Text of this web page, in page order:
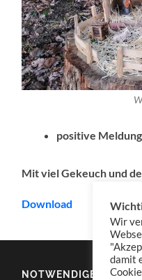
positive
Mit viel Gekeuch und
Download
NOTWENDIGES
Wir
damit